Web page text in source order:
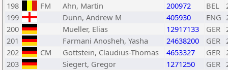
198
FM Ahn, Martin 200972 BEL
199
Dunn, Andrew M 405930 ENG
200
Mueller, Elias 12917133 GER
201
Farmani Anosheh, Yasha 24638200 GER
202
CM Gottstein, Claudius-Thomas 4653327 GER
203
Siegert, Gregor 1271250 GER